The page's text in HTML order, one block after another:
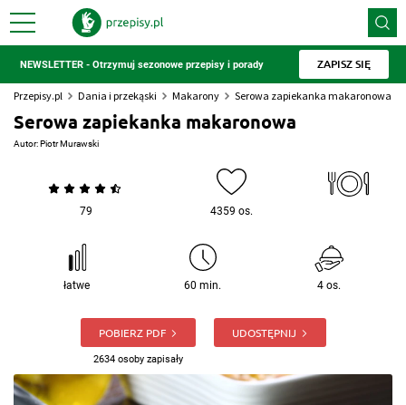
NEWSLETTER - Otrzymuj sezonowe przepisy i porady ZAPISZ SIĘ
Przepisy.pl Dania i przekąski Makarony Serowa zapiekanka makaronowa
Serowa zapiekanka makaronowa
Autor:Piotr Murawski
79 4359 os.
łatwe 60 min. 4 os.
POBIERZ PDF
2634 osoby zapisały
UDOSTĘPNIJ